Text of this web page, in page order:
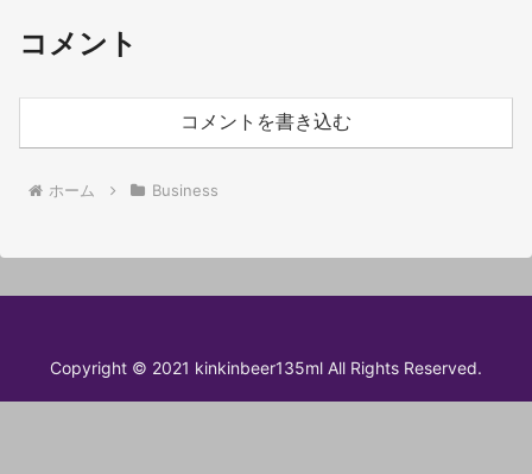
コメント
コメントを書き込む
ホーム Business
Copyright © 2021 kinkinbeer135ml All Rights Reserved.